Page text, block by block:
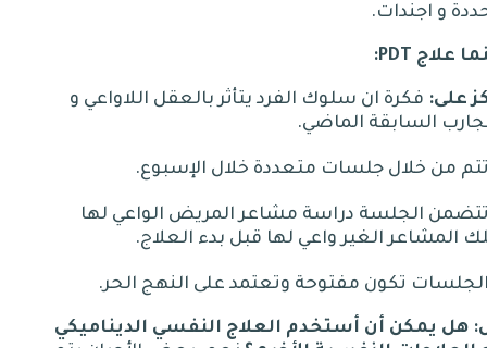
و اجندات.
علاج
على: فكرة ان سلوك الفرد يتأثر بالعقل اللاواعي و
السابقة الماضي.
من خلال جلسات متعددة خلال الإسبوع.
الجلسة دراسة مشاعر المريض الواعي لها
المشاعر الغير واعي لها قبل بدء العلاج.
تكون مفتوحة وتعتمد على النهج الحر.
: هل يمكن أن أستخدم العلاج النفسي الديناميكي